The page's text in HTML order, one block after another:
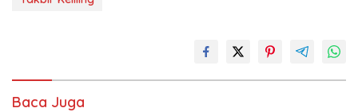
Baca Juga